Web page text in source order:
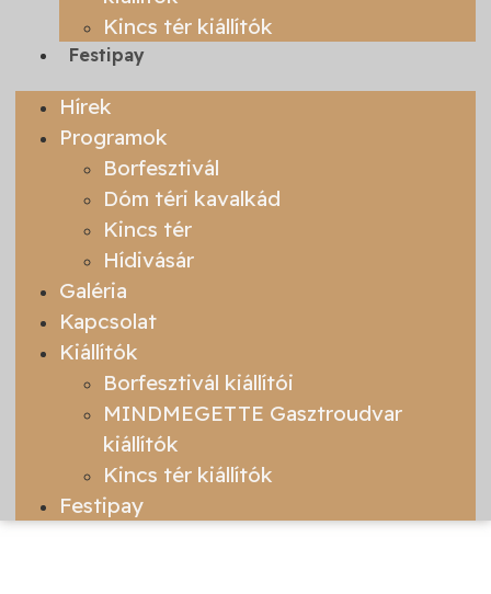
Kincs tér kiállítók
Festipay
Hírek
Programok
Borfesztivál
Dóm téri kavalkád
Kincs tér
Hídivásár
Galéria
Kapcsolat
Kiállítók
Borfesztivál kiállítói
MINDMEGETTE Gasztroudvar
kiállítók
Kincs tér kiállítók
Festipay